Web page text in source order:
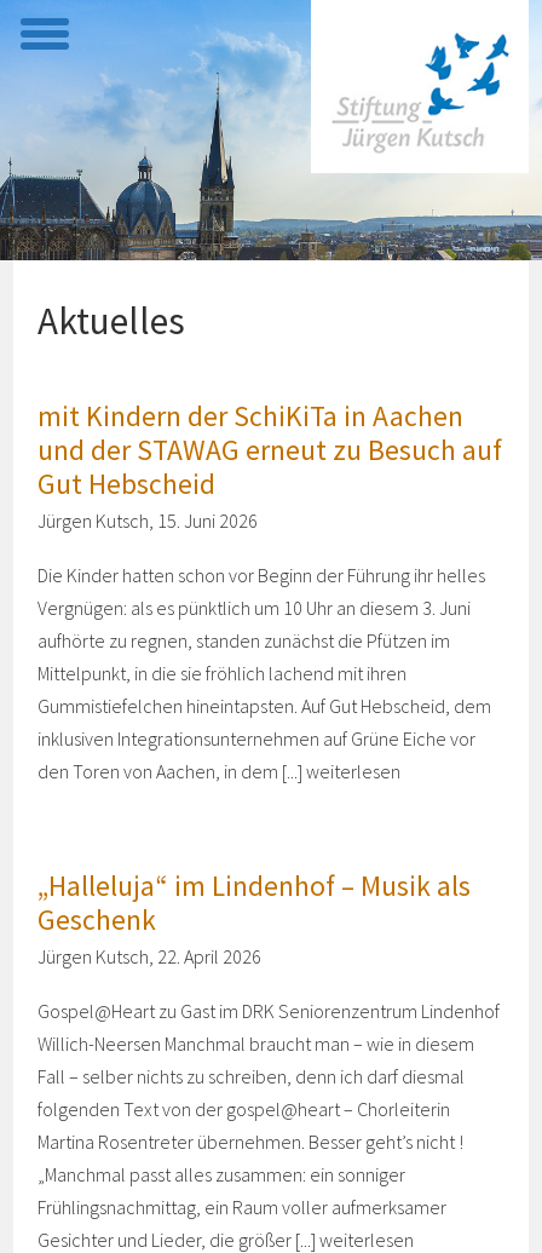
e
m
Aktuelles
mit Kindern der SchiKiTa in Aachen
und der STAWAG erneut zu Besuch auf
Gut Hebscheid
Jürgen Kutsch, 15. Juni 2026
Die Kinder hatten schon vor Beginn der Führung ihr helles
Vergnügen: als es pünktlich um 10 Uhr an diesem 3. Juni
aufhörte zu regnen, standen zunächst die Pfützen im
Mittelpunkt, in die sie fröhlich lachend mit ihren
Gummistiefelchen hineintapsten. Auf Gut Hebscheid, dem
inklusiven Integrationsunternehmen auf Grüne Eiche vor
den Toren von Aachen, in dem [...]weiterlesen
„Halleluja“ im Lindenhof – Musik als
Geschenk
Jürgen Kutsch, 22. April 2026
Gospel@Heart zu Gast im DRK Seniorenzentrum Lindenhof
Willich-Neersen Manchmal braucht man – wie in diesem
Fall – selber nichts zu schreiben, denn ich darf diesmal
folgenden Text von der gospel@heart – Chorleiterin
Martina Rosentreter übernehmen. Besser geht’s nicht !
„Manchmal passt alles zusammen: ein sonniger
Frühlingsnachmittag, ein Raum voller aufmerksamer
Gesichter und Lieder, die größer [...]weiterlesen